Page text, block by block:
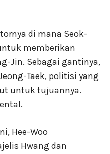
di mana Seok-
memberikan
Jin. Sebagai gantinya,
Taek, politisi yang
untuk tujuannya.
Hee-Woo
Hwang dan